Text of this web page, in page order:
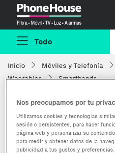
Todo
Inicio Móviles y Telefonía
Wearables
Smartbands
Nos preocupamos por tu
Utilizamos cookies y tecnologías
sesión o persistentes, para hacer
página web y personalizar su
para medir y obtener datos de la
publicidad a tus gustos y